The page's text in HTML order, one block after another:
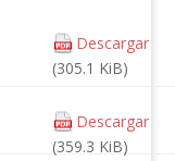
Descargar
(305.1 KiB)
Descargar
(359.3 KiB)